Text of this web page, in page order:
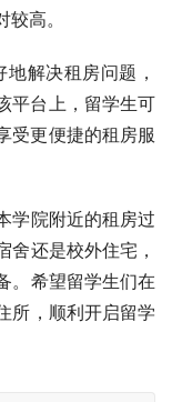
高。
解决租房问题，
平台上，留学生可
受更便捷的租房服
学院附近的租房过
舍还是校外住宅，
。希望留学生们在
所，顺利开启留学